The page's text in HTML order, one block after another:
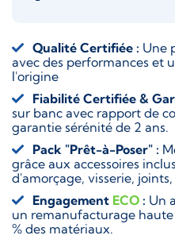
Qualité Certifiée : Une
avec des performances et
l'origine
Fiabilité Certifiée &
sur banc avec rapport de
garantie sérénité de 2 ans.
Pack "Prêt-à-Poser" :
grâce aux accessoires
d'amorçage, visserie, joints,
Engagement ECO : Un
un remanufacturage
% des matériaux.